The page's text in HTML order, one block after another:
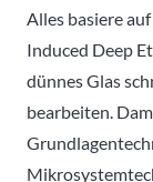
Alles basiere
Induced Deep
dünnes Glas
bearbeiten.